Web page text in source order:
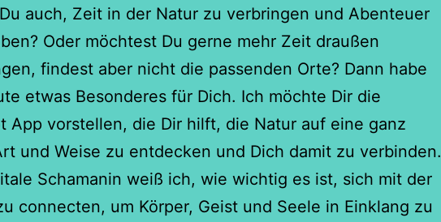
auch, Zeit in der Natur zu verbringen und Abenteuer
Oder möchtest Du gerne mehr Zeit draußen
findest aber nicht die passenden Orte? Dann habe
etwas Besonderes für Dich. Ich möchte Dir die
App vorstellen, die Dir hilft, die Natur auf eine ganz
und Weise zu entdecken und Dich damit zu verbinden.
Schamanin weiß ich, wie wichtig es ist, sich mit der
connecten, um Körper, Geist und Seele in Einklang zu